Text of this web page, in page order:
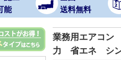
能
送料無料
業務用エアコ
力 省エネ シ